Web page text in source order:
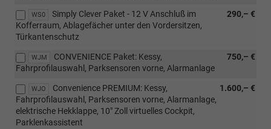
WS0 290,– €
Simply Clever Paket - 12 V Anschluß im
Kofferraum, Ablagefächer unter den Vordersitzen,
Türkantenschutz
WJM 750,– €
CONVENIENCE Paket: Kessy,
Fahrprofilauswahl, Parksensoren vorne, Alarmanlage
WJO 1.600,– €
Convenience PREMIUM: Kessy,
Fahrprofilauswahl, Parksensoren vorne, Alarmanlage,
elektrische Hekklappe, 10" Zoll virtuelles Cockpit,
Parklenkassistent